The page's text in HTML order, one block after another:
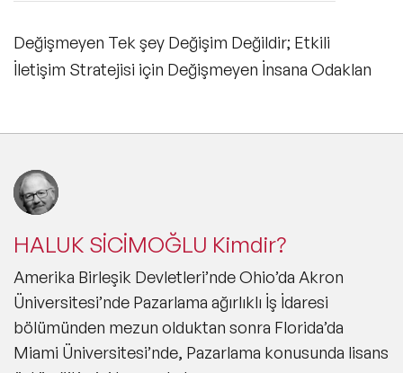
Değişmeyen Tek şey Değişim Değildir; Etkili
İletişim Stratejisi için Değişmeyen İnsana Odaklan
HALUK SİCİMOĞLU Kimdir?
Amerika Birleşik Devletleri’nde Ohio’da Akron
Üniversitesi’nde Pazarlama ağırlıklı İş İdaresi
bölümünden mezun olduktan sonra Florida’da
Miami Üniversitesi’nde, Pazarlama konusunda lisans